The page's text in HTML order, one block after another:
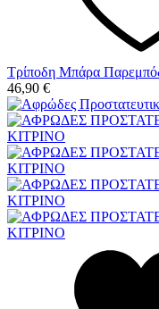
Τρίποδη Μπάρα
46,90 €